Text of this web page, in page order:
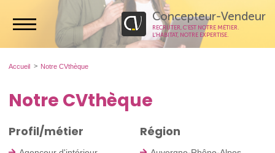
Concepteur-Vendeur
RECRUTER, C’EST NOTRE MÉTIER.
L’HABITAT, NOTRE EXPERTISE.
Accueil Notre CVthèque
Notre CVthèque
Profil/métier Région